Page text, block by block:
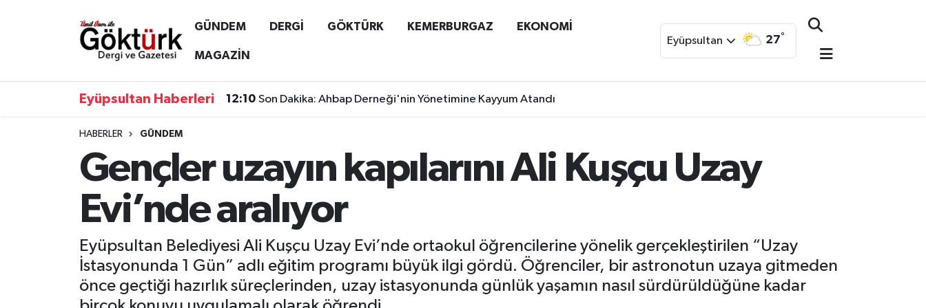
GÜNDEM DERGİ GÖKTÜRK KEMERBURGAZ EKONOMİ
MAGAZİN
Eyüpsultan 27°
Eyüpsultan Haberleri 12:10 Son Dakika: Ahbap Derneği'nin Yönetimine Kayyum Atandı
HABERLER GÜNDEM
Gençler uzayın kapılarını Ali Kuşçu Uzay
Evi’nde aralıyor
Eyüpsultan Belediyesi Ali Kuşçu Uzay Evi’nde ortaokul öğrencilerine yönelik gerçekleştirilen “Uzay
İstasyonunda 1 Gün” adlı eğitim programı büyük ilgi gördü. Öğrenciler, bir astronotun uzaya gitmeden
önce geçtiği hazırlık süreçlerinden, uzay istasyonunda günlük yaşamın nasıl sürdürüldüğüne kadar
Anne Çocuk
GÖKTÜRK
GÜNDEM
Eyüpsultan Hava Durumu
Tüm Manşetler
Son Dakika Haberleri